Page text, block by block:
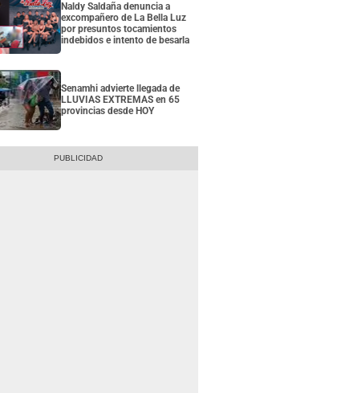
Naldy Saldaña denuncia a
excompañero de La Bella Luz
por presuntos tocamientos
indebidos e intento de besarla
Senamhi advierte llegada de
LLUVIAS EXTREMAS en 65
provincias desde HOY